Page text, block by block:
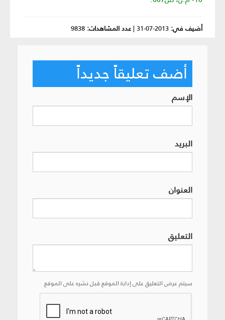
أضيف في: 2013-07-31
|عدد المشاهدات: 9838
أضف تعليقاً جديداً
الإسم
البريد
العنوان
التعليق
سيتم عرض التعليق على إدارة الموقع قبل نشره على الموقع